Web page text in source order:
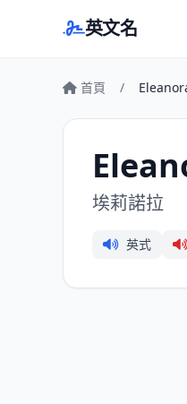
英文名
首頁 /
埃莉諾拉
英式